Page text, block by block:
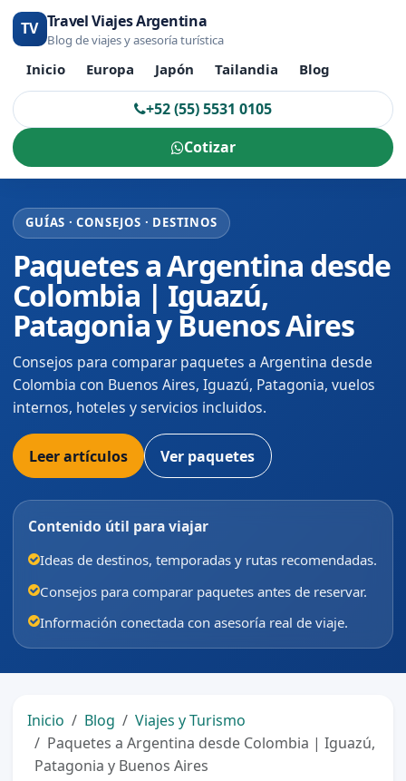
TV Travel Viajes Argentina
Blog de viajes y asesoría turística
Inicio Europa Japón Tailandia Blog
+52 (55) 5531 0105
Cotizar
GUÍAS · CONSEJOS · DESTINOS
Paquetes a Argentina desde
Colombia | Iguazú,
Patagonia y Buenos Aires
Consejos para comparar paquetes a Argentina desde
Colombia con Buenos Aires, Iguazú, Patagonia, vuelos
internos, hoteles y servicios incluidos.
Leer artículos Ver paquetes
Contenido útil para viajar
Ideas de destinos, temporadas y rutas recomendadas.
Consejos para comparar paquetes antes de reservar.
Información conectada con asesoría real de viaje.
Inicio Blog
Viajes y Turismo
Paquetes a Argentina desde Colombia | Iguazú,
Patagonia y Buenos Aires